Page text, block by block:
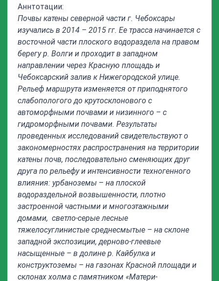
Аннтотации:
Почвы катены северной части г. Чебоксары
изучались в 2014 – 2015 гг. Ее трасса начинается с
восточной части плоского водораздела на правом
берегу р. Волги и проходит в западном
направлении через Красную площадь и
Чебоксарский залив к Нижегородской улице.
Рельеф маршрута изменяется от приподнятого
слабопологого до крутосклонового с
автоморфными почвами и низинного – с
гидроморфными почвами. Результаты
проведенных исследований свидетельствуют о
закономерностях распространения на территории
катены почв, последовательно сменяющих друг
друга по рельефу и интенсивности техногенного
влияния: урбаноземы – на плоской
водораздельной возвышенности, плотно
застроенной частными и многоэтажными
домами, светло-серые лесные
тяжелосуглинистые среднесмытые – на склоне
западной экспозиции, дерново-глеевые
насыщенные – в долине р. Кайбулка и
конструктоземы – на газонах Красной площади и
склонах холма с памятником «Матери-